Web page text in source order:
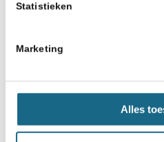
Statistieken
Marketing
Alles